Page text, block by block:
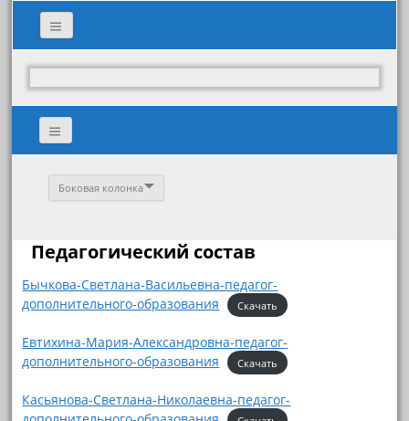
Боковая колонка
Педагогический состав
Бычкова-Светлана-Васильевна-педагог-
дополнительного-образования
Скачать
Евтихина-Мария-Александровна-педагог-
дополнительного-образования
Скачать
Касьянова-Светлана-Николаевна-педагог-